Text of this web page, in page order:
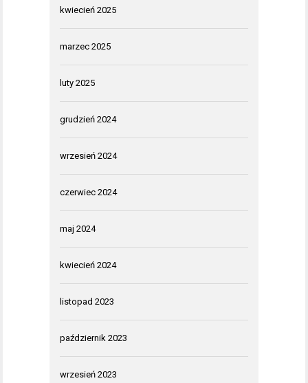
kwiecień 2025
marzec 2025
luty 2025
grudzień 2024
wrzesień 2024
czerwiec 2024
maj 2024
kwiecień 2024
listopad 2023
październik 2023
wrzesień 2023